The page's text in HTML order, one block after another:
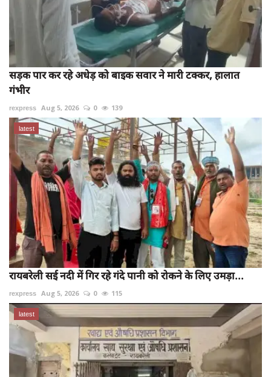
सड़क पार कर रहे अधेड़ को बाइक सवार ने मारी टक्कर, हालात
गंभीर
rexpress Aug 5, 2026 0 139
latest
रायबरेली सई नदी में गिर रहे गंदे पानी को रोकने के लिए उमड़ा...
rexpress Aug 5, 2026 0 115
latest